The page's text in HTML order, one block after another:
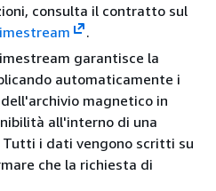
consulta il contratto sul
.
garantisce la
automaticamente i
magnetico in
all'interno di una
Tutti i dati vengono scritti su
che la richiesta di